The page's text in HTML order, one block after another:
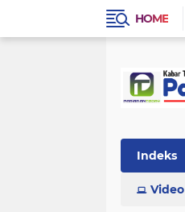
HOME
Indeks
Video